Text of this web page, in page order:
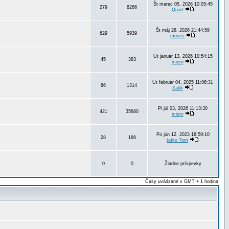
279 8286
Št marec 05, 2026 10:05:45
Quart
629 5939
Št máj 28, 2026 21:44:59
moses
45 383
Ut január 13, 2026 10:54:15
miero
86 1314
Ut február 04, 2025 11:06:31
Zakk
421 35880
Pi júl 03, 2026 11:13:30
miero
28 186
Po jún 12, 2023 18:59:10
tatko Tom
0 0 Žiadne príspevky
Časy uvádzané v GMT + 1 hodina